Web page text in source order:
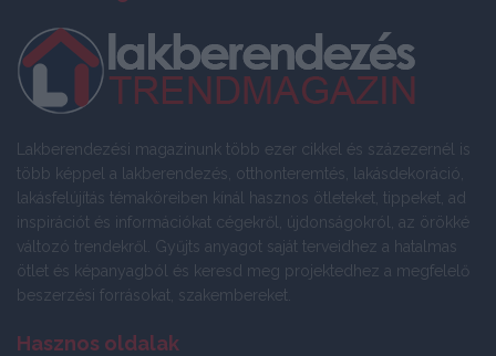
Lakberendezési magazinunk több ezer cikkel és százezernél is
több képpel a lakberendezés, otthonteremtés, lakásdekoráció,
lakásfelújítás témaköreiben kínál hasznos ötleteket, tippeket, ad
inspirációt és információkat cégekről, újdonságokról, az örökké
változó trendekről. Gyűjts anyagot saját terveidhez a hatalmas
ötlet és képanyagból és keresd meg projektedhez a megfelelő
beszerzési forrásokat, szakembereket.
Hasznos oldalak